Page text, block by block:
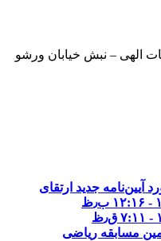
الهی – نبش خیابان ورشو
آیین‌نامه جدید ارتقای
مسابقه ریاضی